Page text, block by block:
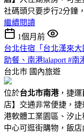
社碼頭只要步行2分鐘，
繼續閱讀
1個月前
台北住宿「台北漢來
助餐、南港lalaport #南
台北市 國內旅遊
位於台北市南港，捷運
店】交通非常便捷，
港軟體工業園區、汐
中心可逛街購物，飯